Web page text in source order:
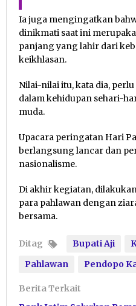
Ia juga mengingatkan
dinikmati saat ini
panjang yang lahir dari
keikhlasan.
Nilai-nilai itu, kata dia,
dalam kehidupan sehari-
muda.
Upacara peringatan Hari
berlangsung lancar dan
nasionalisme.
Di akhir kegiatan,
para pahlawan dengan
bersama.
Ditag Bupati Aji
Pahlawan
Pendopo
Berita Terkait